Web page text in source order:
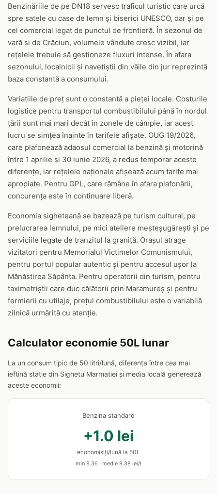
Benzinăriile de pe DN18 servesc traficul turistic care urcă
spre satele cu case de lemn și biserici UNESCO, dar și pe
cel comercial legat de punctul de frontieră. În sezonul de
vară și de Crăciun, volumele vândute cresc vizibil, iar
rețelele trebuie să gestioneze fluxuri intense. În afara
sezonului, localnicii și navetiștii din văile din jur reprezintă
baza constantă a consumului.
Variațiile de preț sunt o constantă a pieței locale. Costurile
logistice pentru transportul combustibilului până în nordul
țării sunt mai mari decât în zonele de câmpie, iar acest
lucru se simțea înainte în tarifele afișate. OUG 19/2026,
care plafonează adaosul comercial la benzină și motorină
între 1 aprilie și 30 iunie 2026, a redus temporar aceste
diferențe, iar rețelele naționale afișează acum tarife mai
apropiate. Pentru GPL, care rămâne în afara plafonării,
concurența este în continuare liberă.
Economia sigheteană se bazează pe turism cultural, pe
prelucrarea lemnului, pe mici ateliere meșteșugărești și pe
serviciile legate de tranzitul la graniță. Orașul atrage
vizitatori pentru Memorialul Victimelor Comunismului,
pentru portul popular autentic și pentru accesul ușor la
Mănăstirea Săpânța. Pentru operatorii din turism, pentru
taximetriștii care duc călătorii prin Maramureș și pentru
fermierii cu utilaje, prețul combustibilului este o variabilă
zilnică urmărită cu atenție.
Calculator economie 50L lunar
La un consum tipic de 50 litri/lună, diferența între cea mai
ieftină stație din Sighetu Marmatiei și media locală generează
aceste economii:
Benzina standard
+1.0 lei
economisiți/lună la 50L
min 9.36 · medie 9.38 lei/l